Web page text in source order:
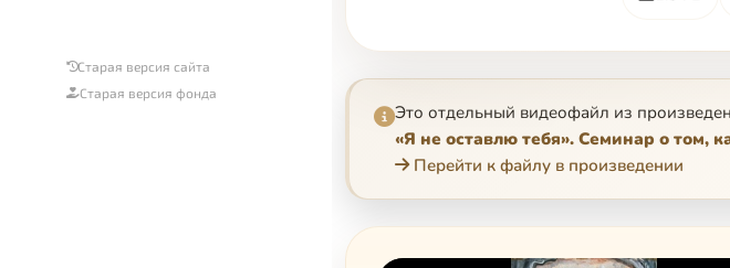
Старая версия сайта
Старая версия фонда
Это отдельный видеофайл из
«Я не оставлю тебя». Семинар о том,
Перейти к файлу в произведении